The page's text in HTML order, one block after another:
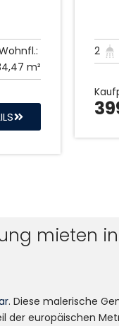
m²
2
mieten in
. Diese malerische
der europäischen